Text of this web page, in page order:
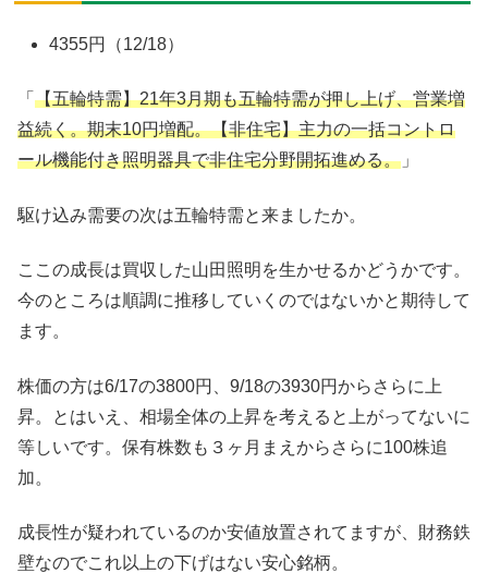
4355円（12/18）
「 【五輪特需】21年3月期も五輪特需が押し上げ、営業増
益続く。期末10円増配。【非住宅】主力の一括コントロ
ール機能付き照明器具で非住宅分野開拓進める。 」
駆け込み需要の次は五輪特需と来ましたか。
ここの成長は買収した山田照明を生かせるかどうかです。
今のところは順調に推移していくのではないかと期待して
ます。
株価の方は6/17の3800円、9/18の3930円からさらに上
昇。とはいえ、相場全体の上昇を考えると上がってないに
等しいです。保有株数も３ヶ月まえからさらに100株追
加。
成長性が疑われているのか安値放置されてますが、財務鉄
壁なのでこれ以上の下げはない安心銘柄。